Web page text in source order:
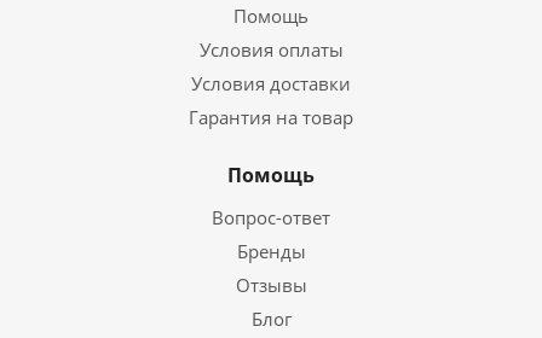
Помощь
Условия оплаты
Условия доставки
Гарантия на товар
Помощь
Вопрос-ответ
Бренды
Отзывы
Блог